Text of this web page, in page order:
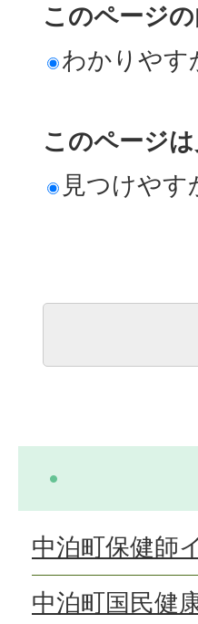
このページ
わかりやす
このページ
見つけやす
中泊町保健師
中泊町国民健